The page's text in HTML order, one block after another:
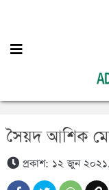
সৈয়দ আশিক
প্রকাশ: ১২ জুন